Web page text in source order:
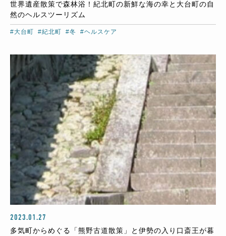
世界遺産散策で森林浴！紀北町の新鮮な海の幸と大台町の自
然のヘルスツーリズム
#大台町 #紀北町 #冬 #ヘルスケア
2023.01.27
多気町からめぐる「熊野古道散策」と伊勢の入り口斎王が暮